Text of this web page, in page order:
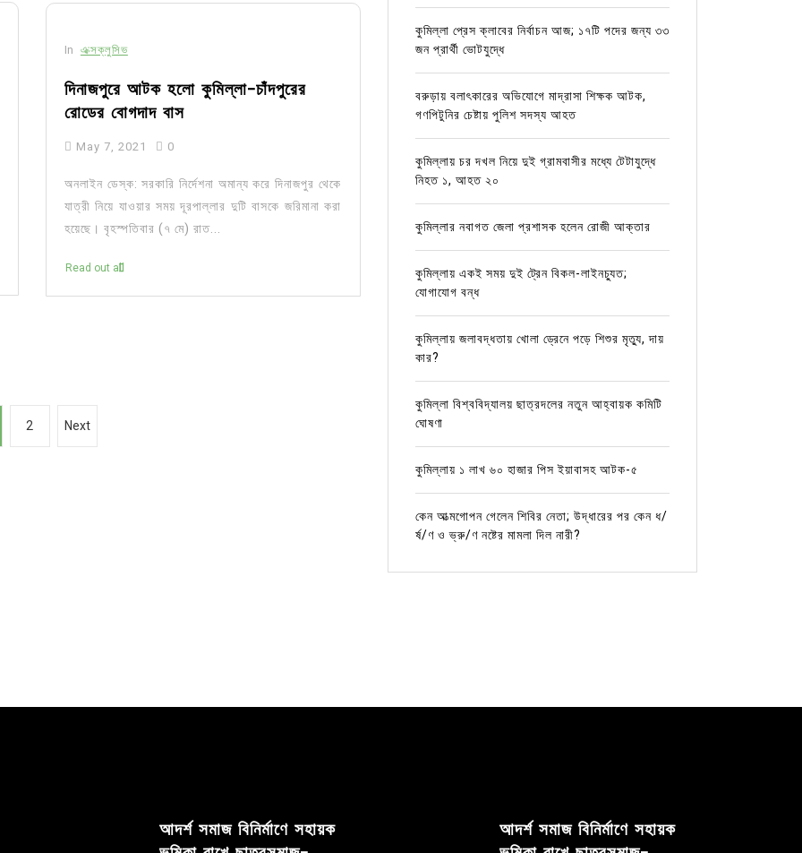
In এক্সক্লুসিভ
দিনাজপুরে আটক হলো কুমিল্লা-চাঁদপুরের
রোডের বোগদাদ বাস
May 7, 2021 0
অনলাইন ডেস্ক: সরকারি নির্দেশনা অমান্য করে দিনাজপুর থেকে
যাত্রী নিয়ে যাওয়ার সময় দূরপাল্লার দুটি বাসকে জরিমানা করা
হয়েছে। বৃহস্পতিবার (৭ মে) রাত...
Read out all
2 Next
কুমিল্লা প্রেস ক্লাবের নির্বাচন আজ; ১৭টি পদের জন্য ৩৩
জন প্রার্থী ভোটযুদ্ধে
বরুড়ায় বলাৎকারের অভিযোগে মাদ্রাসা শিক্ষক আটক,
গণপিটুনির চেষ্টায় পুলিশ সদস্য আহত
কুমিল্লায় চর দখল নিয়ে দুই গ্রামবাসীর মধ্যে টেটাযুদ্ধে
নিহত ১, আহত ২০
কুমিল্লার নবাগত জেলা প্রশাসক হলেন রোজী আক্তার
কুমিল্লায় একই সময় দুই ট্রেন বিকল-লাইনচ্যুত;
যোগাযোগ বন্ধ
কুমিল্লায় জলাবদ্ধতায় খোলা ড্রেনে পড়ে শিশুর মৃত্যু, দায়
কার?
কুমিল্লা বিশ্ববিদ্যালয় ছাত্রদলের নতুন আহ্বায়ক কমিটি
ঘোষণা
কুমিল্লায় ১ লাখ ৬০ হাজার পিস ইয়াবাসহ আটক-৫
কেন আত্মগোপন গেলেন শিবির নেতা; উদ্ধারের পর কেন ধ/
র্ষ/ণ ও ভ্রু/ণ নষ্টের মামলা দিল নারী?
আদর্শ সমাজ বিনির্মাণে সহায়ক
আদর্শ সমাজ বিনির্মাণে সহায়ক